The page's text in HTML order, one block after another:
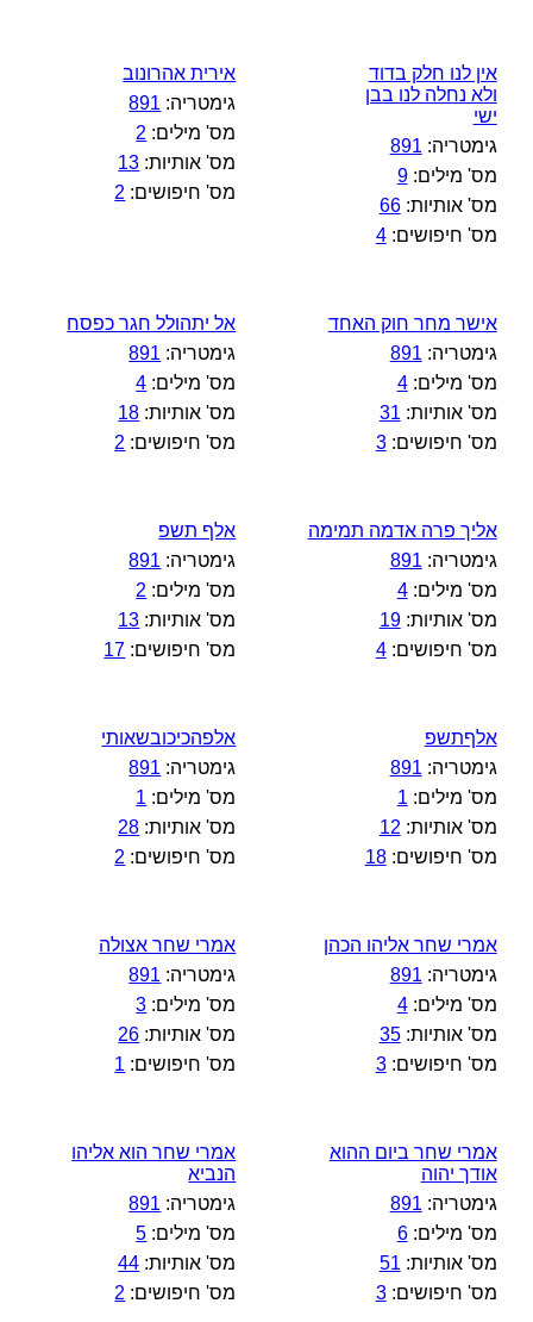
אין לנו חלק בדוד
ולא נחלה לנו בבן
ישי
גימטריה: 891
מס' מילים:9
מס' אותיות:66
מס' חיפושים:4
אירית אהרונוב
גימטריה: 891
מס' מילים: 2
מס' אותיות: 13
מס' חיפושים: 2
אישר מחר חוק האחד
גימטריה: 891
מס' מילים:4
מס' אותיות: 31
מס' חיפושים:3
אל יתהולל חגר כפסח
גימטריה: 891
מס' מילים: 4
מס' אותיות: 18
מס' חיפושים: 2
אליך פרה אדמה תמימה
גימטריה: 891
מס' מילים:4
מס' אותיות:19
מס' חיפושים:4
אלף תשפ
גימטריה: 891
מס' מילים: 2
מס' אותיות: 13
מס' חיפושים: 17
אלףתשפ
גימטריה: 891
מס' מילים: 1
מס' אותיות: 12
מס' חיפושים:18
אלפהכיכובשאותי
גימטריה: 891
מס' מילים: 1
מס' אותיות: 28
מס' חיפושים: 2
אמרי שחר אליהו הכהן
גימטריה: 891
מס' מילים:4
מס' אותיות:35
מס' חיפושים:3
אמרי שחר אצולה
גימטריה: 891
מס' מילים: 3
מס' אותיות: 26
מס' חיפושים: 1
אמרי שחר ביום ההוא
אודך יהוה
גימטריה: 891
מס' מילים:6
מס' אותיות: 51
מס' חיפושים:3
אמרי שחר הוא אליהו
הנביא
גימטריה: 891
מס' מילים: 5
מס' אותיות: 44
מס' חיפושים: 2